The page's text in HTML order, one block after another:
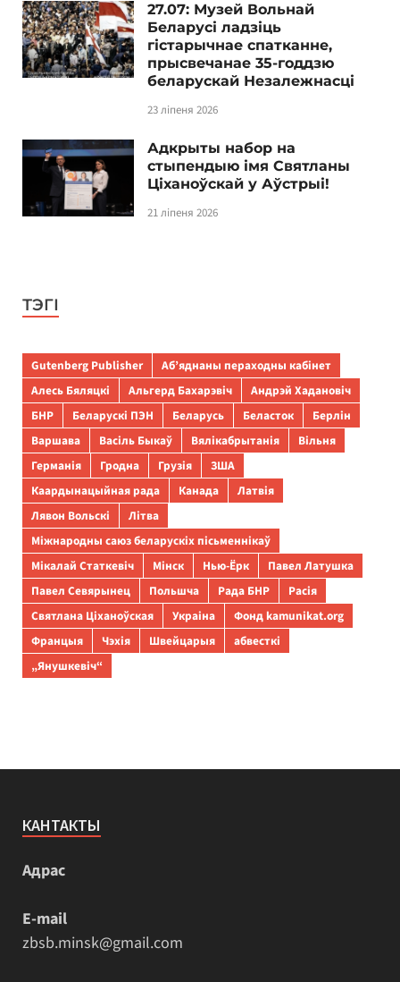
27.07: Музей Вольнай
Беларусі ладзіць
гістарычнае спатканне,
прысвечанае 35-годдзю
беларускай Незалежнасці
23 ліпеня 2026
Адкрыты набор на
стыпендыю імя Святланы
Ціханоўскай у Аўстрыі!
21 ліпеня 2026
ТЭГІ
Gutenberg Publisher
Аб’яднаны пераходны кабінет
Алесь Бяляцкі
Альгерд Бахарэвіч
Андрэй Хадановіч
БНР
Беларускі ПЭН Беларусь Беласток
Берлін
Варшава
Васіль Быкаў Вялікабрытанія
Вільня
Германія
Гродна Грузія
ЗША
Каардынацыйная рада
Канада
Латвія
Лявон Вольскі
Літва
Міжнародны саюз беларускіх пісьменнікаў
Мікалай Статкевіч
Мінск Нью-Ёрк
Павел Латушка
Павел Севярынец
Польшча Рада БНР
Расія
Святлана Ціханоўская
Украіна
Фонд kamunikat.org
Францыя
Чэхія Швейцарыя
абвесткі
„Янушкевіч“
КАНТАКТЫ
Адрас
E-mail
zbsb.minsk@gmail.com